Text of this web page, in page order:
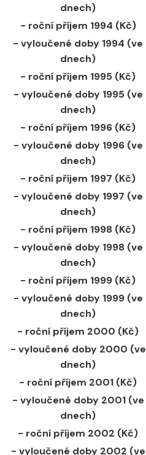
dnech)
- roční příjem 1994 (Kč)
- vyloučené doby 1994 (ve
dnech)
- roční příjem 1995 (Kč)
- vyloučené doby 1995 (ve
dnech)
- roční příjem 1996 (Kč)
- vyloučené doby 1996 (ve
dnech)
- roční příjem 1997 (Kč)
- vyloučené doby 1997 (ve
dnech)
- roční příjem 1998 (Kč)
- vyloučené doby 1998 (ve
dnech)
- roční příjem 1999 (Kč)
- vyloučené doby 1999 (ve
dnech)
- roční příjem 2000 (Kč)
- vyloučené doby 2000 (ve
dnech)
- roční příjem 2001 (Kč)
- vyloučené doby 2001 (ve
dnech)
- roční příjem 2002 (Kč)
- vyloučené doby 2002 (ve